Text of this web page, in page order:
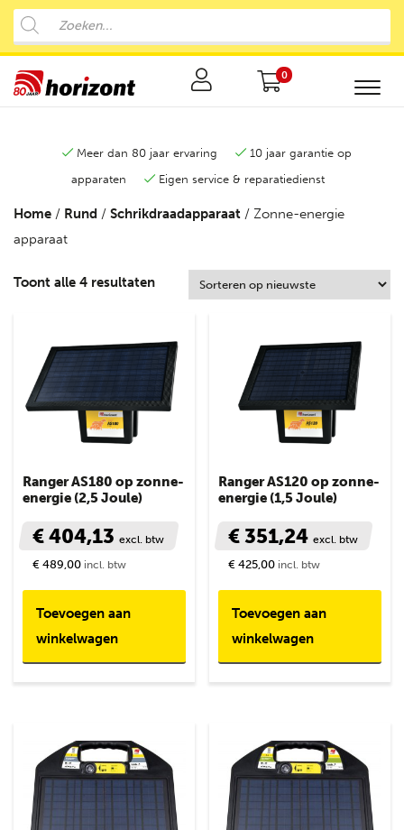
0
Meer dan 80 jaar ervaring
10 jaar garantie op
apparaten
Eigen service & reparatiedienst
Toont alle 4 resultaten
Ranger AS180 op zonne-
energie (2,5 Joule)
€ 404,13 excl. btw
€ 489,00 incl. btw
Toevoegen aan
winkelwagen
Ranger AS120 op zonne-
energie (1,5 Joule)
€ 351,24excl. btw
€ 425,00 incl. btw
Toevoegen aan
winkelwagen
Home / Rund / Schrikdraadapparaat / Zonne-energie
apparaat